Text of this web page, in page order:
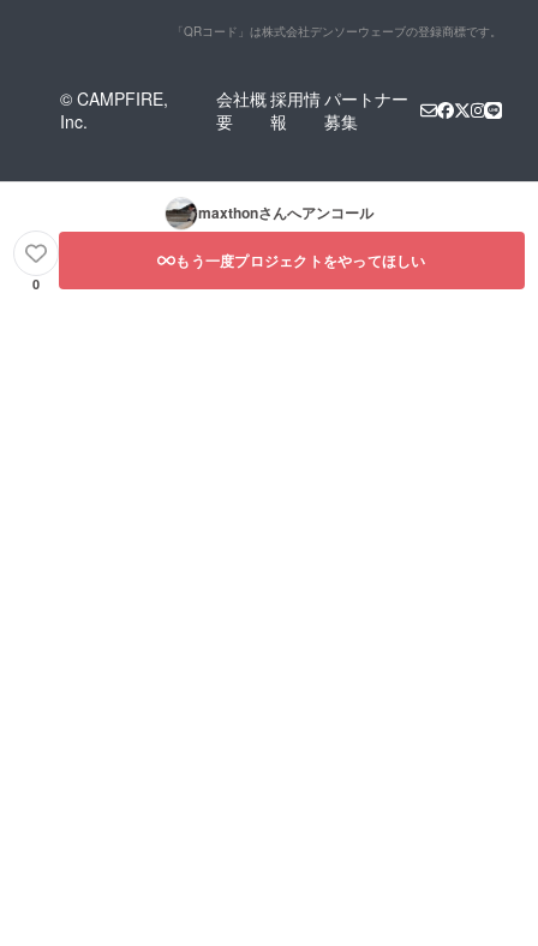
「QRコード」は株式会社デンソーウェーブの登録商標です。
© CAMPFIRE,
Inc.
会社概
要
採用情
報
パートナー
募集
maxthonさんへアンコール
0
もう一度プロジェクトをやってほしい